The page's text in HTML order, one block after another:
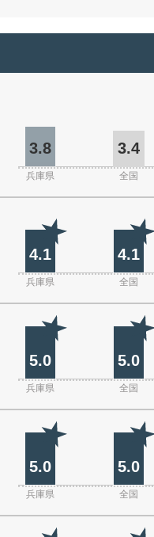
3.8 3.4
兵庫県 全国
4.1 4.1
兵庫県 全国
5.0 5.0
兵庫県 全国
5.0 5.0
兵庫県 全国